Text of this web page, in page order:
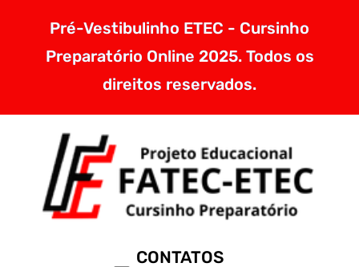
Pré-Vestibulinho ETEC - Cursinho
Preparatório Online 2025. Todos os
direitos reservados.
CONTATOS